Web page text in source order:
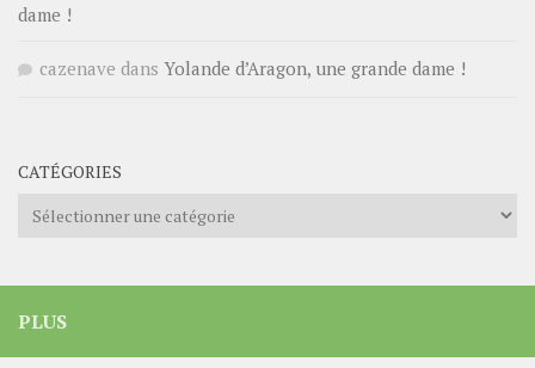
dame !
cazenave dans Yolande d’Aragon, une grande dame !
CATÉGORIES
Catégories
PLUS